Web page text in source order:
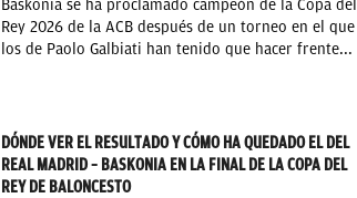
Baskonia se ha proclamado campeón de la Copa del
Rey 2026 de la ACB después de un torneo en el que
los de Paolo Galbiati han tenido que hacer frente...
DÓNDE VER EL RESULTADO Y CÓMO HA QUEDADO EL DEL
REAL MADRID – BASKONIA EN LA FINAL DE LA COPA DEL
REY DE BALONCESTO